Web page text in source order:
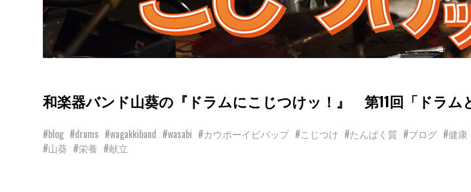
和楽器バンド山葵の『ドラムにこじつけッ！』 第11回「ドラム
#blog #drums #wagakkiband #wasabi #カウボーイビバップ #こじつけ #たんぱく質 #ブログ #健康
#山葵 #栄養 #献立